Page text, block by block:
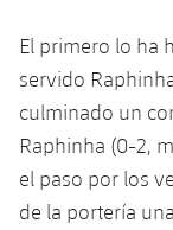
Historia
Palmarés
Alevín
Femenino
Agenda
Actualidad
Hockey
plusicon
más
Jugadores
Hockey
plusicon
más
Noticias
Patinaje
plusicon
más
El primero lo ha
servido
culminado un
Raphinha (0-2,
el paso por los
de la portería